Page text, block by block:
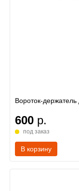
Вороток-
600 р.
под заказ
В корзину